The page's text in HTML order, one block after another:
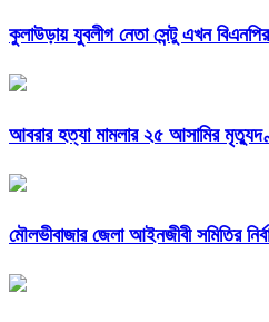
কুলাউড়ায় যুবলীগ নেতা সেন্টু এখন
আবরার হত্যা মামলার ২৫ আসামির
মৌলভীবাজার জেলা আইনজীবী সমিতির